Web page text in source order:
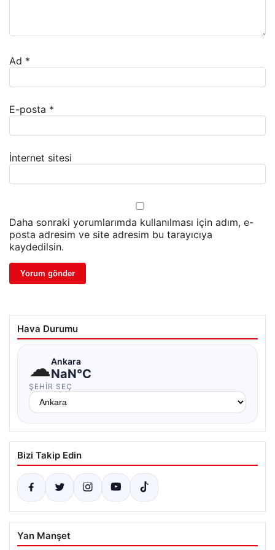
Ad *
E-posta *
İnternet sitesi
Daha sonraki yorumlarımda kullanılması için adım, e-
posta adresim ve site adresim bu tarayıcıya
kaydedilsin.
Hava Durumu
☁Ankara
NaN°C
ŞEHIR SEÇ
Bizi Takip Edin
Yan Manşet